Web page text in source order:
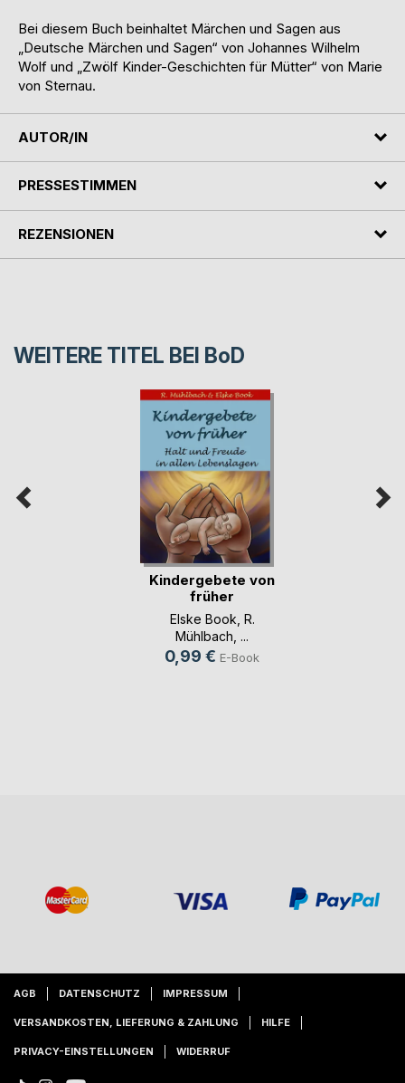
Bei diesem Buch beinhaltet Märchen und Sagen aus
„Deutsche Märchen und Sagen“ von Johannes Wilhelm
Wolf und „Zwölf Kinder-Geschichten für Mütter“ von Marie
von Sternau.
AUTOR/IN
PRESSESTIMMEN
REZENSIONEN
WEITERE TITEL BEI BoD
Kindergebete von
früher
Elske Book R.
Mühlbach , ...
0,99 € E-Book
AGB DATENSCHUTZ IMPRESSUM
VERSANDKOSTEN, LIEFERUNG & ZAHLUNG HILFE
PRIVACY-EINSTELLUNGEN WIDERRUF